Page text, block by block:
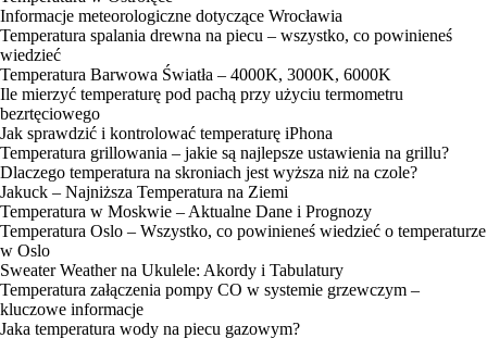
Informacje meteorologiczne dotyczące Wrocławia
Temperatura spalania drewna na piecu – wszystko, co powinieneś
wiedzieć
Temperatura Barwowa Światła – 4000K, 3000K, 6000K
Ile mierzyć temperaturę pod pachą przy użyciu termometru
bezrtęciowego
Jak sprawdzić i kontrolować temperaturę iPhona
Temperatura grillowania – jakie są najlepsze ustawienia na grillu?
Dlaczego temperatura na skroniach jest wyższa niż na czole?
Jakuck – Najniższa Temperatura na Ziemi
Temperatura w Moskwie – Aktualne Dane i Prognozy
Temperatura Oslo – Wszystko, co powinieneś wiedzieć o temperaturze
w Oslo
Sweater Weather na Ukulele: Akordy i Tabulatury
Temperatura załączenia pompy CO w systemie grzewczym –
kluczowe informacje
Jaka temperatura wody na piecu gazowym?